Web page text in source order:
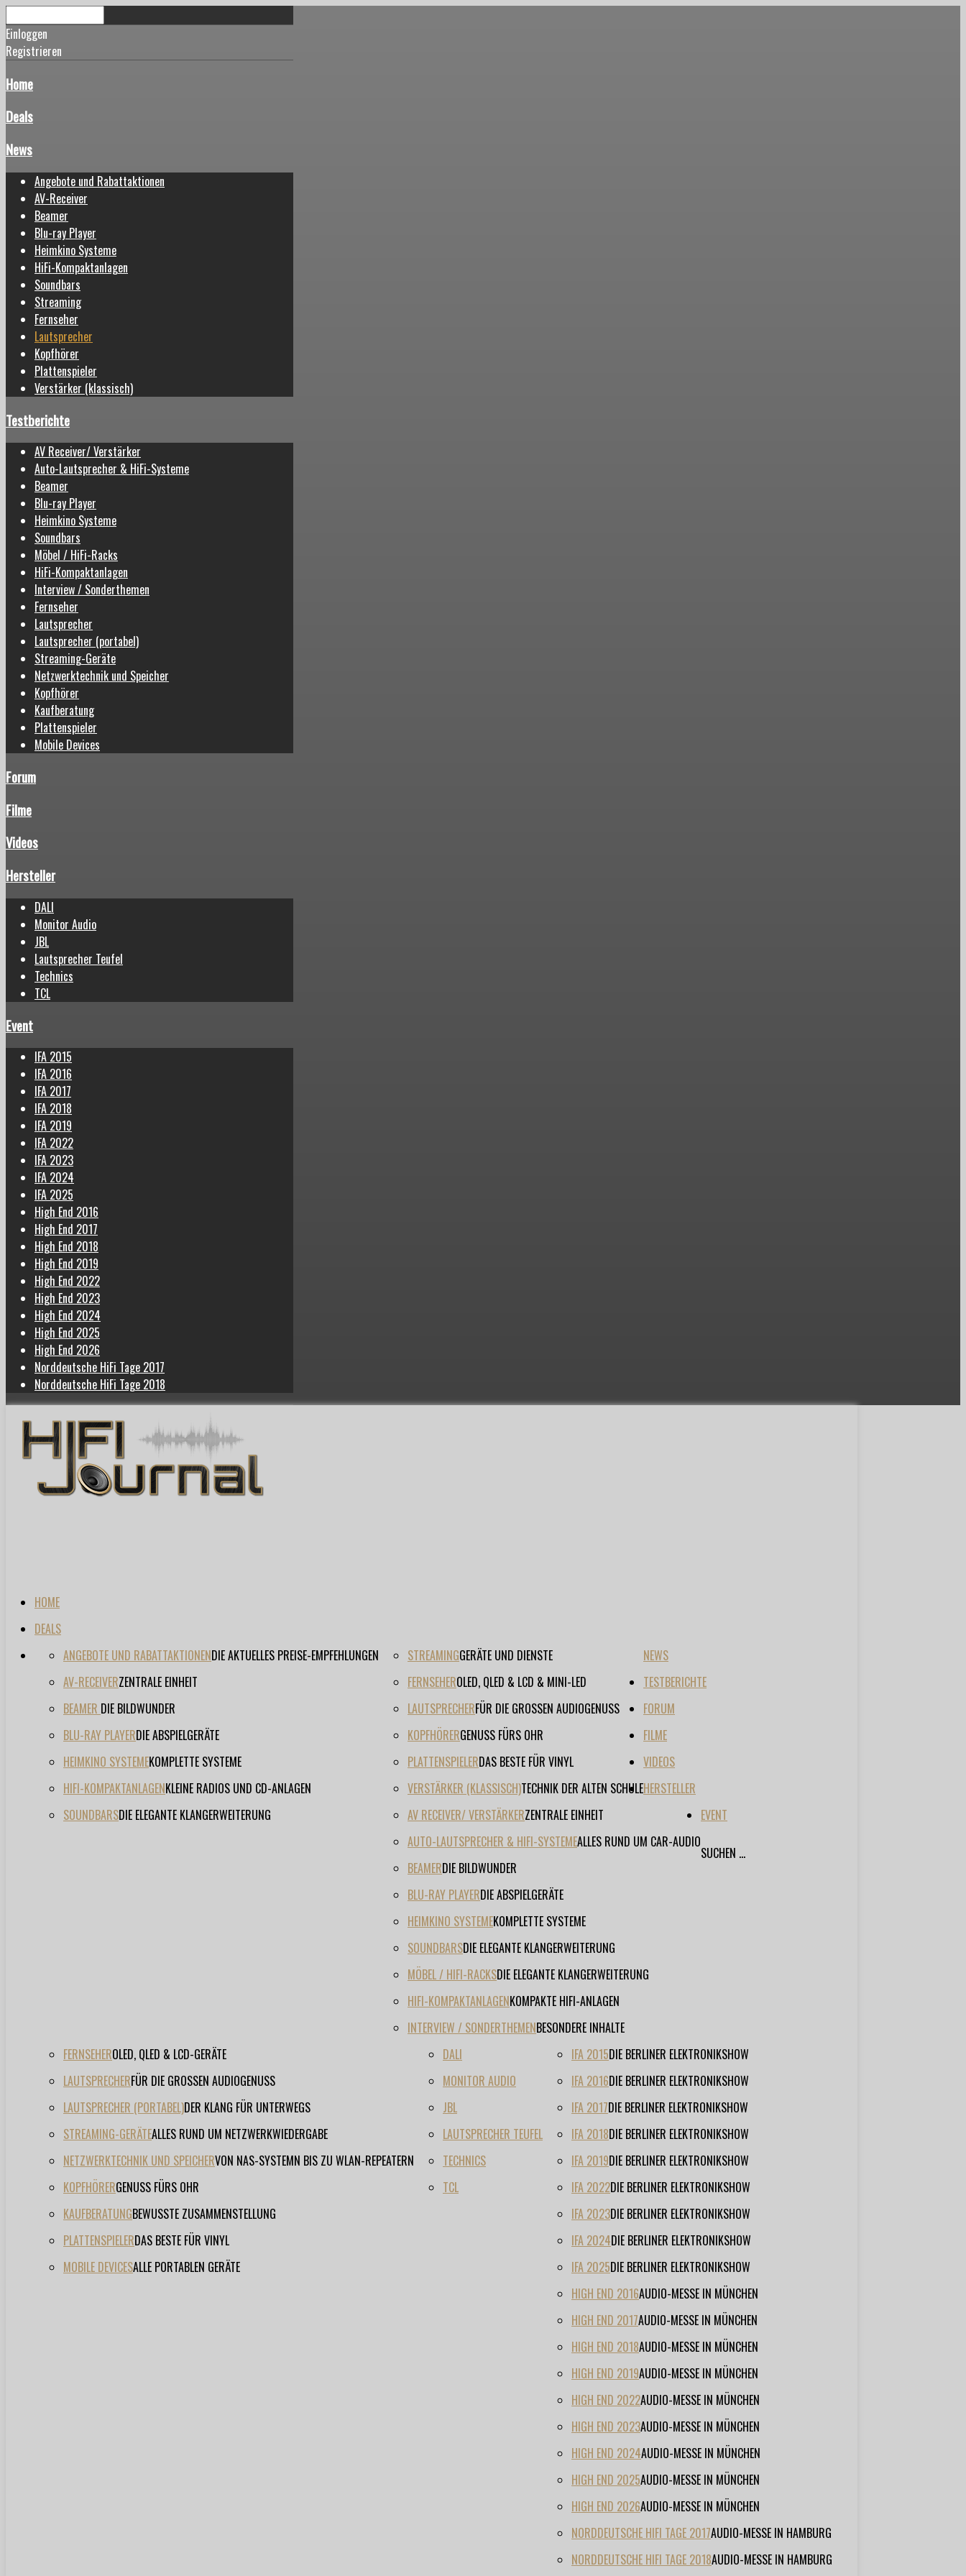
Einloggen
Registrieren
Home
Deals
News
Angebote und Rabattaktionen
AV-Receiver
Beamer
Blu-ray Player
Heimkino Systeme
HiFi-Kompaktanlagen
Soundbars
Streaming
Fernseher
Lautsprecher
Kopfhörer
Plattenspieler
Verstärker (klassisch)
Testberichte
AV Receiver/ Verstärker
Auto-Lautsprecher & HiFi-Systeme
Beamer
Blu-ray Player
Heimkino Systeme
Soundbars
Möbel / HiFi-Racks
HiFi-Kompaktanlagen
Interview / Sonderthemen
Fernseher
Lautsprecher
Lautsprecher (portabel)
Streaming-Geräte
Netzwerktechnik und Speicher
Kopfhörer
Kaufberatung
Plattenspieler
Mobile Devices
Forum
Filme
Videos
Hersteller
DALI
Monitor Audio
JBL
Lautsprecher Teufel
Technics
TCL
Event
IFA 2015
IFA 2016
IFA 2017
IFA 2018
IFA 2019
IFA 2022
IFA 2023
IFA 2024
IFA 2025
High End 2016
High End 2017
High End 2018
High End 2019
High End 2022
High End 2023
High End 2024
High End 2025
High End 2026
Norddeutsche HiFi Tage 2017
Norddeutsche HiFi Tage 2018
HOME
DEALS
NEWS
ANGEBOTE UND RABATTAKTIONENDIE AKTUELLES PREISE-EMPFEHLUNGEN
AV-RECEIVERZENTRALE EINHEIT
BEAMER DIE BILDWUNDER
BLU-RAY PLAYERDIE ABSPIELGERÄTE
HEIMKINO SYSTEMEKOMPLETTE SYSTEME
HIFI-KOMPAKTANLAGENKLEINE RADIOS UND CD-ANLAGEN
SOUNDBARSDIE ELEGANTE KLANGERWEITERUNG
STREAMINGGERÄTE UND DIENSTE
FERNSEHEROLED, QLED & LCD & MINI-LED
LAUTSPRECHERFÜR DIE GROSSEN AUDIOGENUSS
KOPFHÖRERGENUSS FÜRS OHR
PLATTENSPIELERDAS BESTE FÜR VINYL
VERSTÄRKER (KLASSISCH)TECHNIK DER ALTEN SCHULE
TESTBERICHTE
AV RECEIVER/ VERSTÄRKERZENTRALE EINHEIT
AUTO-LAUTSPRECHER & HIFI-SYSTEMEALLES RUND UM CAR-AUDIO
BEAMERDIE BILDWUNDER
BLU-RAY PLAYERDIE ABSPIELGERÄTE
HEIMKINO SYSTEMEKOMPLETTE SYSTEME
SOUNDBARSDIE ELEGANTE KLANGERWEITERUNG
MÖBEL / HIFI-RACKSDIE ELEGANTE KLANGERWEITERUNG
HIFI-KOMPAKTANLAGENKOMPAKTE HIFI-ANLAGEN
INTERVIEW / SONDERTHEMENBESONDERE INHALTE
FERNSEHEROLED, QLED & LCD-GERÄTE
LAUTSPRECHERFÜR DIE GROSSEN AUDIOGENUSS
LAUTSPRECHER (PORTABEL)DER KLANG FÜR UNTERWEGS
STREAMING-GERÄTEALLES RUND UM NETZWERKWIEDERGABE
NETZWERKTECHNIK UND SPEICHERVON NAS-SYSTEMN BIS ZU WLAN-REPEATERN
KOPFHÖRERGENUSS FÜRS OHR
KAUFBERATUNGBEWUSSTE ZUSAMMENSTELLUNG
PLATTENSPIELERDAS BESTE FÜR VINYL
MOBILE DEVICESALLE PORTABLEN GERÄTE
FORUM
FILME
VIDEOS
HERSTELLER
DALI
MONITOR AUDIO
JBL
LAUTSPRECHER TEUFEL
TECHNICS
TCL
EVENT
IFA 2015DIE BERLINER ELEKTRONIKSHOW
IFA 2016DIE BERLINER ELEKTRONIKSHOW
IFA 2017DIE BERLINER ELEKTRONIKSHOW
IFA 2018DIE BERLINER ELEKTRONIKSHOW
IFA 2019DIE BERLINER ELEKTRONIKSHOW
IFA 2022DIE BERLINER ELEKTRONIKSHOW
IFA 2023DIE BERLINER ELEKTRONIKSHOW
IFA 2024DIE BERLINER ELEKTRONIKSHOW
IFA 2025DIE BERLINER ELEKTRONIKSHOW
HIGH END 2016AUDIO-MESSE IN MÜNCHEN
HIGH END 2017AUDIO-MESSE IN MÜNCHEN
HIGH END 2018AUDIO-MESSE IN MÜNCHEN
HIGH END 2019AUDIO-MESSE IN MÜNCHEN
HIGH END 2022AUDIO-MESSE IN MÜNCHEN
HIGH END 2023AUDIO-MESSE IN MÜNCHEN
HIGH END 2024AUDIO-MESSE IN MÜNCHEN
HIGH END 2025AUDIO-MESSE IN MÜNCHEN
HIGH END 2026AUDIO-MESSE IN MÜNCHEN
NORDDEUTSCHE HIFI TAGE 2017AUDIO-MESSE IN HAMBURG
NORDDEUTSCHE HIFI TAGE 2018AUDIO-MESSE IN HAMBURG
SUCHEN ...